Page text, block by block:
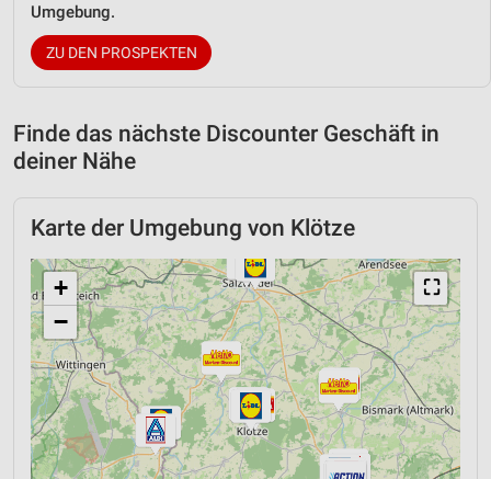
Umgebung.
ZU DEN PROSPEKTEN
Finde das nächste Discounter Geschäft in
deiner Nähe
Karte der Umgebung von Klötze
⛶
+
−